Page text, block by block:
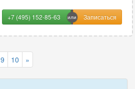
+7 (495) 152-85-63
9 10 »